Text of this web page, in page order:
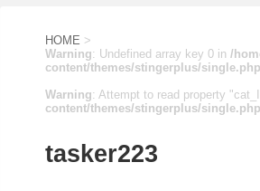
HOME >
Warning: Undefined array key 0 in /
content/themes/stingerplus/single.php
Warning: Attempt to read property
content/themes/stingerplus/single.php
tasker223